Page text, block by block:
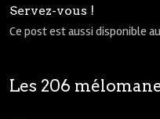
Servez-vous !
Ce post est aussi disponible
Les 206